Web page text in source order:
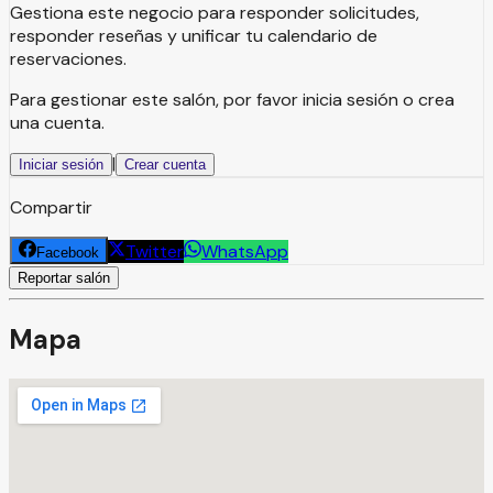
Gestiona este negocio para responder solicitudes,
responder reseñas y unificar tu calendario de
reservaciones.
Para gestionar este salón, por favor inicia sesión o crea
una cuenta.
Iniciar sesión | Crear cuenta
Compartir
Facebook Twitter WhatsApp
Reportar salón
Mapa